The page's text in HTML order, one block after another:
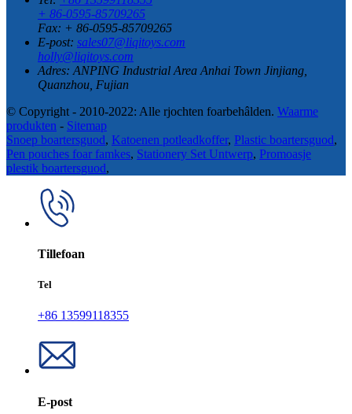
+ 86-0595-85709265
Fax: + 86-0595-85709265
E-post: sales07@liqitoys.com
holly@liqitoys.com
Adres: ANPING Industrial Area Anhai Town Jinjiang,
Quanzhou, Fujian
© Copyright - 2010-2022: Alle rjochten foarbehâlden. Waarme
produkten - Sitemap
Snoep boartersguod, Katoenen potleadkoffer, Plastic boartersguod,
Pen pouches foar famkes, Stationery Set Untwerp, Promoasje
plestik boartersguod,
Tillefoan
Tel
+86 13599118355
E-post